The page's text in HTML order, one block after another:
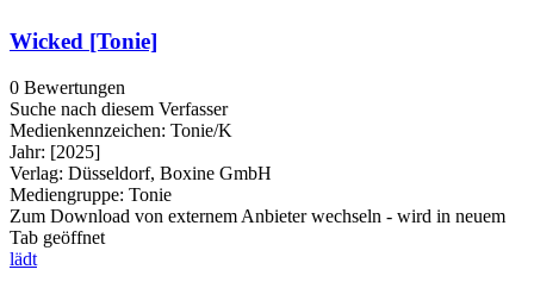
Wicked [Tonie]
0 Bewertungen
Suche nach diesem Verfasser
Medienkennzeichen: Tonie/K
Jahr: [2025]
Verlag: Düsseldorf, Boxine GmbH
Mediengruppe: Tonie
Zum Download von externem Anbieter wechseln - wird in neuem
Tab geöffnet
lädt